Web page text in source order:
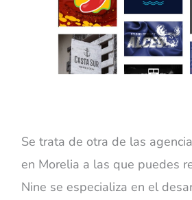
Se trata de otra de las
en Morelia a las que puedes
Nine se especializa en el